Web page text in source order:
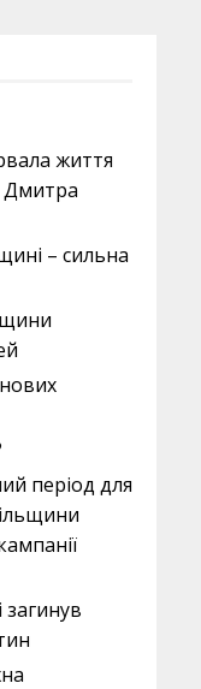
життя
Дмитра
– сильна
період для